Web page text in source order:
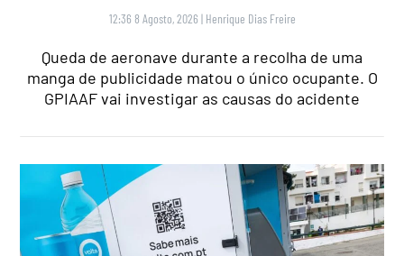
12:36 8 Agosto, 2026 | Henrique Dias Freire
Queda de aeronave durante a recolha de uma
manga de publicidade matou o único ocupante. O
GPIAAF vai investigar as causas do acidente